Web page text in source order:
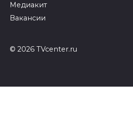
Медиакит
Вакансии
© 2026 TVcenter.ru